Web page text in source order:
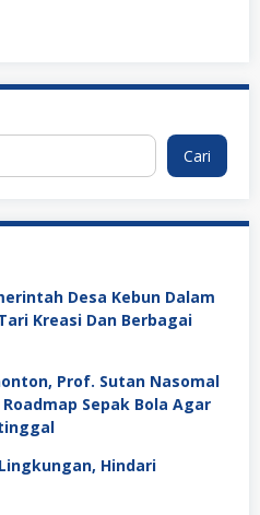
Cari
Desa Kebun Dalam
Kreasi Dan Berbagai
Prof. Sutan Nasomal
Sepak Bola Agar
Hindari